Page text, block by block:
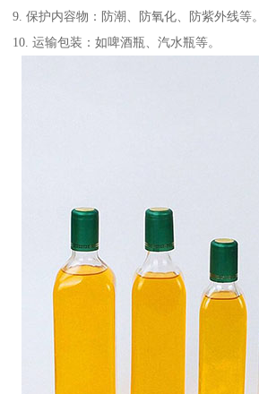
9. 保护内容物：防潮、防氧化、防紫外线等。
10. 运输包装：如啤酒瓶、汽水瓶等。